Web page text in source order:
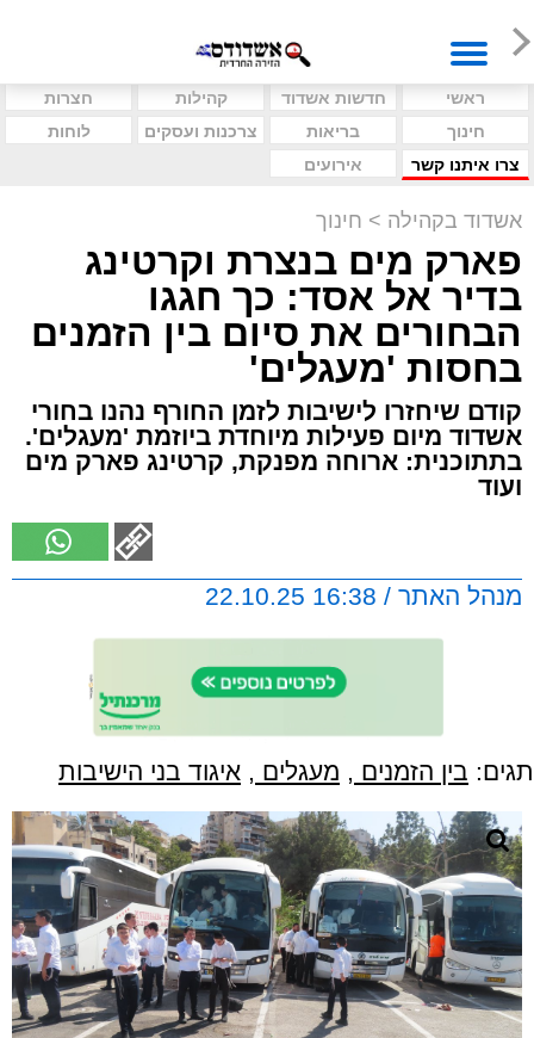
ראשי חדשות אשדוד קהילות
חצרות
חינוך
בריאות צרכנות ועסקים
לוחות
צרו איתנו קשר
אירועים
אשדוד בקהילה > חינוך
פארק מים בנצרת וקרטינג
בדיר אל אסד: כך חגגו
הבחורים את סיום בין הזמנים
בחסות 'מעגלים'
קודם שיחזרו לישיבות לזמן החורף נהנו בחורי
אשדוד מיום פעילות מיוחדת ביוזמת 'מעגלים'.
בתתוכנית: ארוחה מפנקת, קרטינג פארק מים
ועוד
מנהל האתר / 16:38 22.10.25
תגים: בין הזמנים , מעגלים , איגוד בני הישיבות